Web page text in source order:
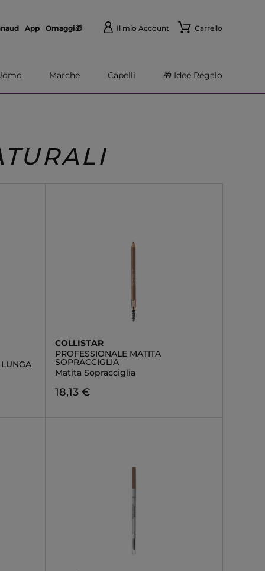
App Omaggi🎁 Il mio Account Carrello
Marche Capelli 🎁 Idee Regalo
COLLISTAR
PROFESSIONALE MATITA
SOPRACCIGLIA
Matita Sopracciglia
18,13 €